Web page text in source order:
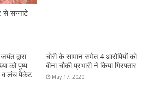
से सन्नाटे
द्वारा
को पुष्प
व लंच पैकेट
चोरी के सामान समेत 4 आरोपियों को
बीना चौकी प्रभारी ने किया गिरफ्तार
May 17, 2020